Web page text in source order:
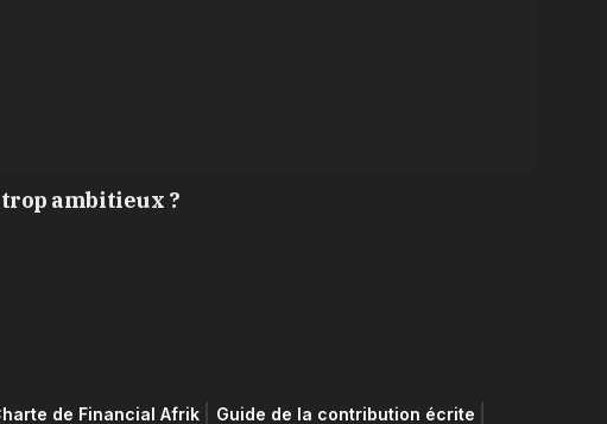
trop ambitieux ?
de Financial Afrik Guide de la contribution écrite